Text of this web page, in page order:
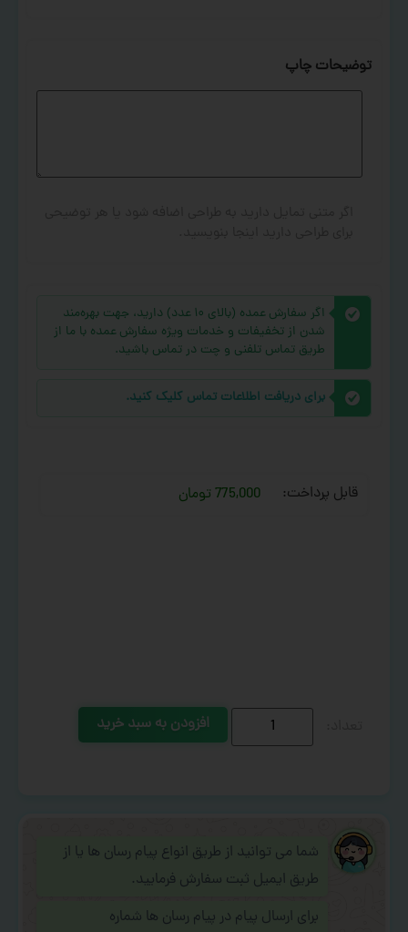
توضیحات چاپ
اگر سفارش عمده (بالای ۱۰ عدد) دارید، جهت بهره‌مند
شدن از تخفیفات و خدمات ویژه سفارش عمده با ما از
طریق تماس تلفنی و چت در تماس باشید.
برای دریافت اطلاعات تماس کلیک کنید.
قابل پرداخت: 775,000 تومان
افزودن به سبد خرید
شما می توانید از طریق انواع پیام رسان ها یا از
طریق ایمیل ثبت سفارش فرمایید.
برای ارسال پیام در پیام رسان ها شماره